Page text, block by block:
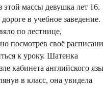
этой массы девушка лет 16.
в учебное заведение.
по лестнице,
посмотрев своё
к уроку. Шатенка
кабинета английского
в класс, она увидела